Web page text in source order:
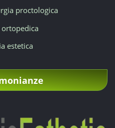
proctologica
estetica